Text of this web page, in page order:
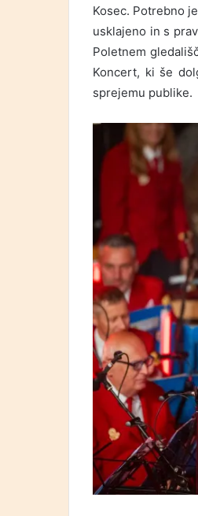
Kosec. Potrebno
usklajeno in s
Poletnem
Koncert, ki še
sprejemu publike.